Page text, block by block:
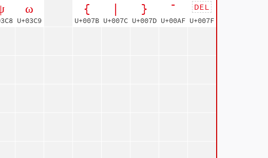
ω
U+03C9
{
U+007B
|
U+007C
}
U+007D
¯
U+00AF
DEL
U+007F